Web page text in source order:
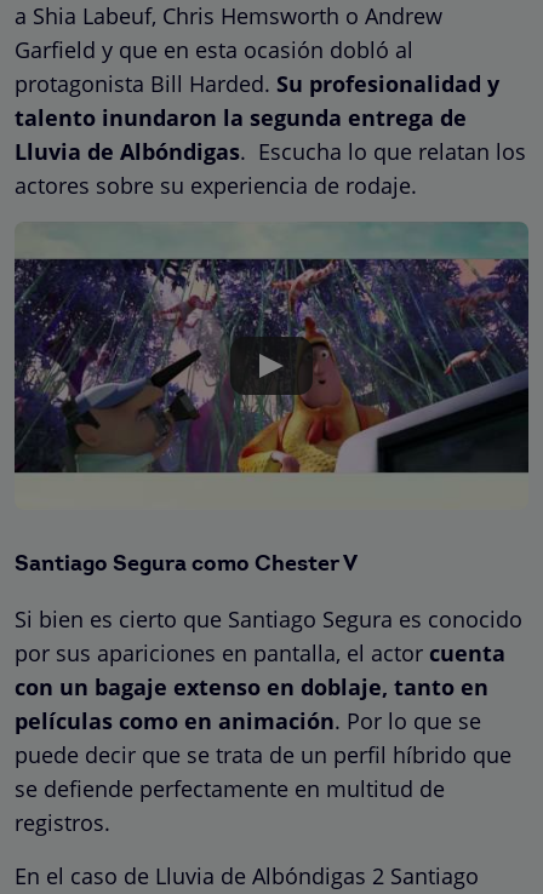
a Shia Labeuf, Chris Hemsworth o Andrew
Garfield y que en esta ocasión dobló al
protagonista Bill Harded. Su profesionalidad y
talento inundaron la segunda entrega de
Lluvia de Albóndigas. Escucha lo que relatan los
actores sobre su experiencia de rodaje.
Santiago Segura como Chester V
Si bien es cierto que Santiago Segura es conocido
por sus apariciones en pantalla, el actor cuenta
con un bagaje extenso en doblaje, tanto en
películas como en animación. Por lo que se
puede decir que se trata de un perfil híbrido que
se defiende perfectamente en multitud de
registros.
En el caso de Lluvia de Albóndigas 2 Santiago